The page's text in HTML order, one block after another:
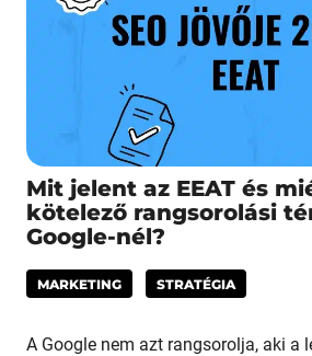
Mit jelent az EEAT és
kötelező rangsorolási
Google-nél?
MARKETING STRATÉGIA
A Google nem azt rangsorolja, aki a